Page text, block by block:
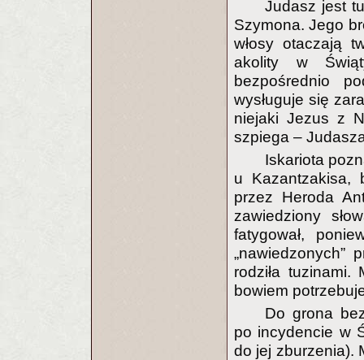
Judasz jest
Szymona. Jego
włosy otaczają
akolity w
bezpośrednio
wysługuje się
niejaki Jezus z
szpiega –
Iskariota
u Kazantzakisa,
przez Heroda
zawiedziony
fatygował,
„nawiedzonych”
rodziła tuzinami.
bowiem
Do grona
po incydencie w
do jej zburzenia).